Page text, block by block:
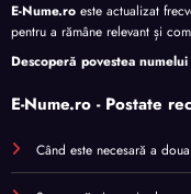
E-Nume.ro este actualizat
pentru a rămâne relevant și
Descoperă povestea
E-Nume.ro - Postate
Când este necesară a